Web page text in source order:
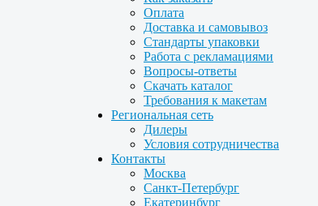
Оплата
Доставка и самовывоз
Стандарты упаковки
Работа с рекламациями
Вопросы-ответы
Скачать каталог
Требования к макетам
Региональная сеть
Дилеры
Условия сотрудничества
Контакты
Москва
Санкт-Петербург
Екатеринбург